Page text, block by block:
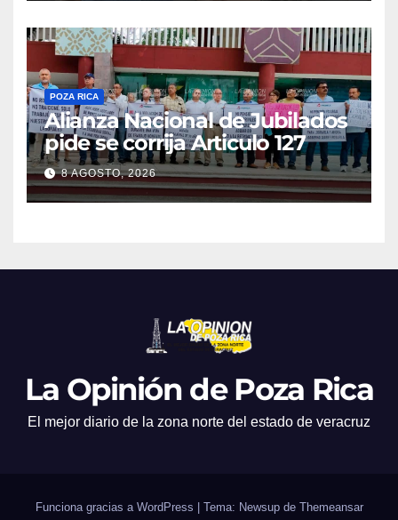
POZA RICA
Alianza Nacional de Jubilados
pide se corrija Articulo 127
8 AGOSTO, 2026
La Opinión de Poza Rica
El mejor diario de la zona norte del estado de veracruz
Funciona gracias a WordPress Tema: Newsup de Themeansar